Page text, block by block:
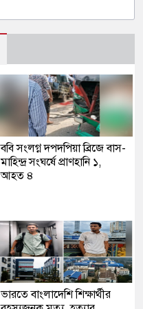
ববি সংলগ্ন দপদপিয়া ব্রিজে বাস-
মাহিন্দ্র সংঘর্ষে প্রাণহানি ১,
আহত ৪
ভারতে বাংলাদেশি শিক্ষার্থীর